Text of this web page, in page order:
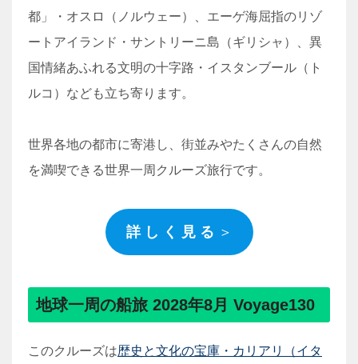
都」・オスロ（ノルウェー）、エーゲ海屈指のリゾ
ートアイランド・サントリーニ島（ギリシャ）、異
国情緒あふれる文明の十字路・イスタンブール（ト
ルコ）なども立ち寄ります。
世界各地の都市に寄港し、街並みやたくさんの自然
を満喫できる世界一周クルーズ旅行です。
詳 し く 見 る ＞
地球一周の船旅 2028年8月 Voyage130
このクルーズは歴史と文化の宝庫・カリアリ（イタ